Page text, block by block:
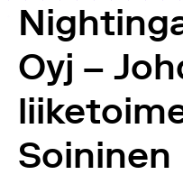
Oyj –
Soininen